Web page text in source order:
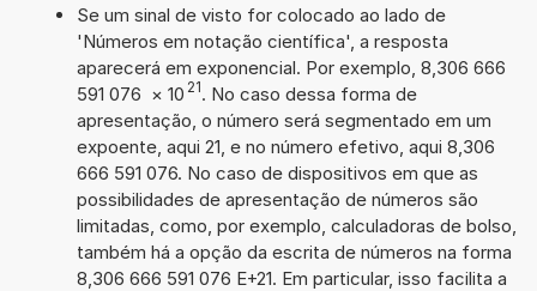
Se um sinal de visto for colocado ao lado de
'Números em notação científica', a resposta
aparecerá em exponencial. Por exemplo, 8,306 666
591 076 × 10 21. No caso dessa forma de
apresentação, o número será segmentado em um
expoente, aqui 21, e no número efetivo, aqui 8,306
666 591 076. No caso de dispositivos em que as
possibilidades de apresentação de números são
limitadas, como, por exemplo, calculadoras de bolso,
também há a opção da escrita de números na forma
8,306 666 591 076 E+21. Em particular, isso facilita a